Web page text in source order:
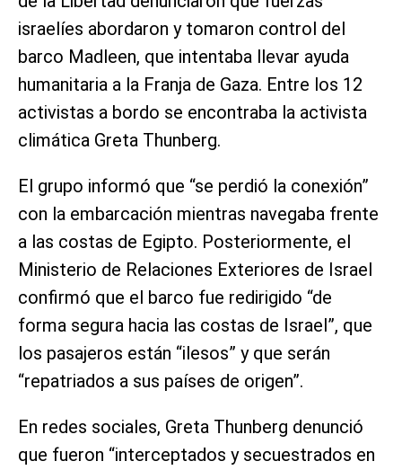
israelíes abordaron y tomaron control del
barco Madleen, que intentaba llevar ayuda
humanitaria a la Franja de Gaza. Entre los 12
activistas a bordo se encontraba la activista
climática Greta Thunberg.
El grupo informó que “se perdió la conexión”
con la embarcación mientras navegaba frente
a las costas de Egipto. Posteriormente, el
Ministerio de Relaciones Exteriores de Israel
confirmó que el barco fue redirigido “de
forma segura hacia las costas de Israel”, que
los pasajeros están “ilesos” y que serán
“repatriados a sus países de origen”.
En redes sociales, Greta Thunberg denunció
que fueron “interceptados y secuestrados en